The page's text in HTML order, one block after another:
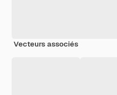
Vecteurs associés